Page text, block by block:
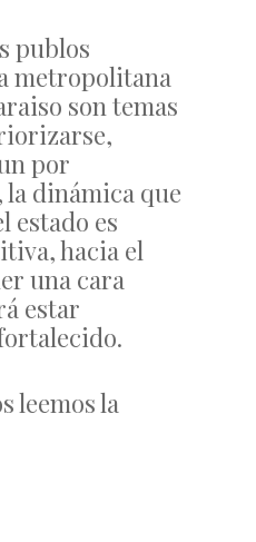
publos
metropolitana
son temas
por
dinámica que
estado es
hacia el
una cara
estar
leemos la